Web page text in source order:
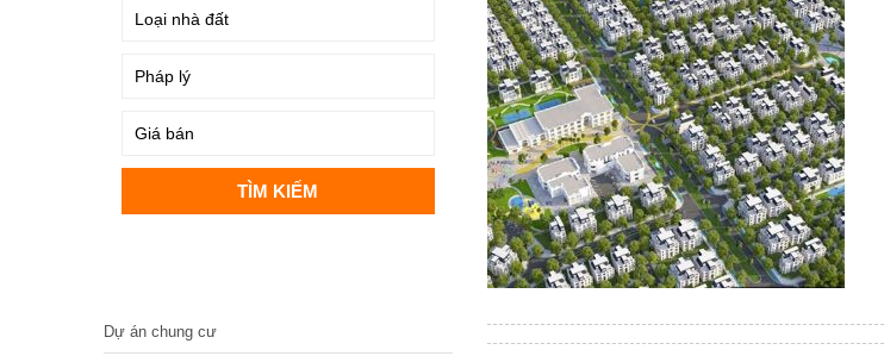
Dự án chung cư